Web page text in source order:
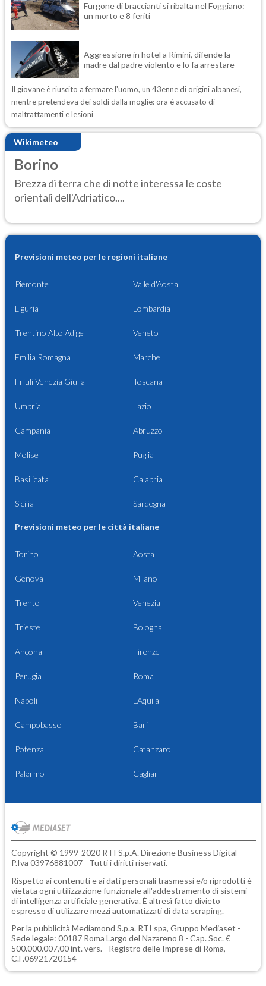
Furgone di braccianti si ribalta nel Foggiano:
un morto e 8 feriti
Aggressione in hotel a Rimini, difende la
madre dal padre violento e lo fa arrestare
Il giovane è riuscito a fermare l'uomo, un 43enne di origini albanesi,
mentre pretendeva dei soldi dalla moglie: ora è accusato di
maltrattamenti e lesioni
Wikimeteo
Borino
Brezza di terra che di notte interessa le coste
orientali dell'Adriatico....
Previsioni meteo per le regioni italiane
Piemonte Valle d'Aosta
Liguria Lombardia
Trentino Alto Adige Veneto
Emilia Romagna Marche
Friuli Venezia Giulia Toscana
Umbria Lazio
Campania Abruzzo
Molise Puglia
Basilicata Calabria
Sicilia Sardegna
Previsioni meteo per le città italiane
Torino Aosta
Genova Milano
Trento Venezia
Trieste Bologna
Ancona Firenze
Perugia Roma
Napoli L'Aquila
Campobasso Bari
Potenza Catanzaro
Palermo Cagliari
Copyright © 1999-2020 RTI S.p.A. Direzione Business Digital -
P.Iva 03976881007 - Tutti i diritti riservati.
Rispetto ai contenuti e ai dati personali trasmessi e/o riprodotti è
vietata ogni utilizzazione funzionale all'addestramento di sistemi
di intelligenza artificiale generativa. È altresì fatto divieto
espresso di utilizzare mezzi automatizzati di data scraping.
Per la pubblicità Mediamond S.p.a. RTI spa, Gruppo Mediaset -
Sede legale: 00187 Roma Largo del Nazareno 8 - Cap. Soc. €
500.000.007,00 int. vers. - Registro delle Imprese di Roma,
C.F.06921720154